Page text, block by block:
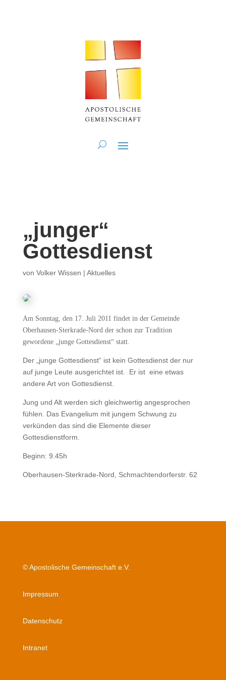
„junger“
Gottesdienst
von Volker Wissen | Aktuelles
Am Sonntag, den 17. Juli 2011 findet in der Gemeinde
Oberhausen-Sterkrade-Nord der schon zur Tradition
gewordene „junge Gottesdienst“ statt.
Der „junge Gottesdienst“ ist kein Gottesdienst der nur
auf junge Leute ausgerichtet ist. Er ist eine etwas
andere Art von Gottesdienst.
Jung und Alt werden sich gleichwertig angesprochen
fühlen. Das Evangelium mit jungem Schwung zu
verkünden das sind die Elemente dieser
Gottesdienstform.
Beginn: 9.45h
Oberhausen-Sterkrade-Nord, Schmachtendorferstr. 62
© Apostolische Gemeinschaft e.V.
Impressum
Datenschutz
Intranet